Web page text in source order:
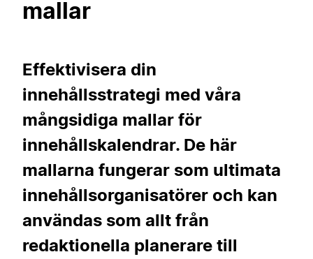
mallar
Effektivisera din
innehållsstrategi med våra
mångsidiga mallar för
innehållskalendrar. De här
mallarna fungerar som ultimata
innehållsorganisatörer och kan
användas som allt från
redaktionella planerare till